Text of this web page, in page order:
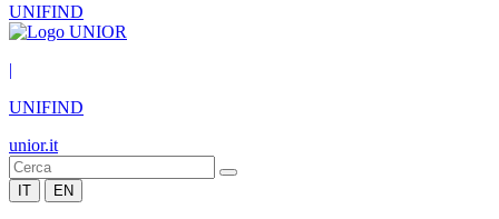
UNIFIND
|
UNIFIND
unior.it
IT EN